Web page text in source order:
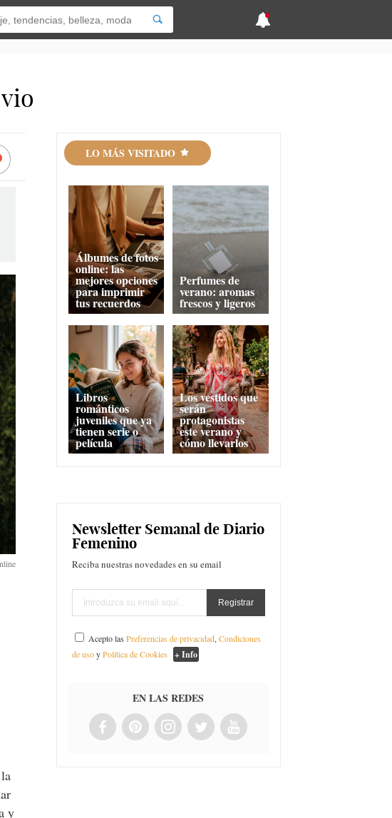
y
LO MÁS VISITADO
Álbumes de fotos
online: las
mejores opciones
para imprimir
tus recuerdos
Perfumes de
verano: aromas
frescos y ligeros
Libros
románticos
juveniles que ya
tienen serie o
película
Los vestidos que
serán
protagonistas
este verano y
cómo llevarlos
Newsletter Semanal de Diario
Femenino
Reciba nuestras novedades en su email
Acepto lasPreferencias de privacidad,Condiciones
de usoyPolítica de Cookies + Info
EN LAS REDES